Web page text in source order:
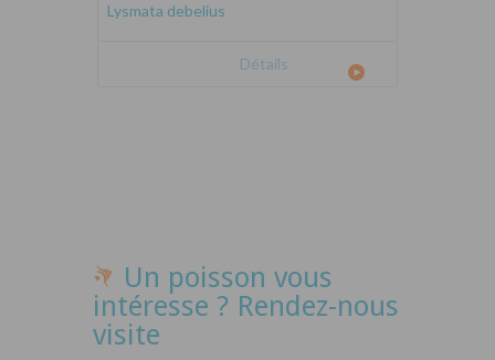
Lysmata debelius
Détails
Un poisson vous
intéresse ? Rendez-nous
visite